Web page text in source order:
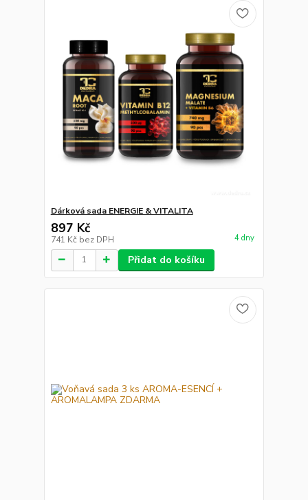
Dárková sada ENERGIE & VITALITA
897 Kč
741 Kč bez DPH 4 dny
Přidat do košíku